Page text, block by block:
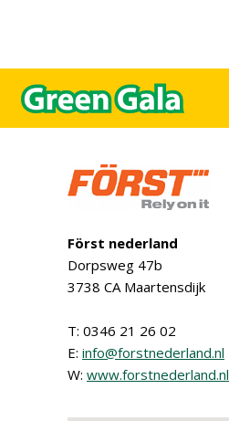
Först nederland
Dorpsweg 47b
3738 CA Maartensdijk
T: 0346 21 26 02
E: info@forstnederland.nl
W: www.forstnederland.nl